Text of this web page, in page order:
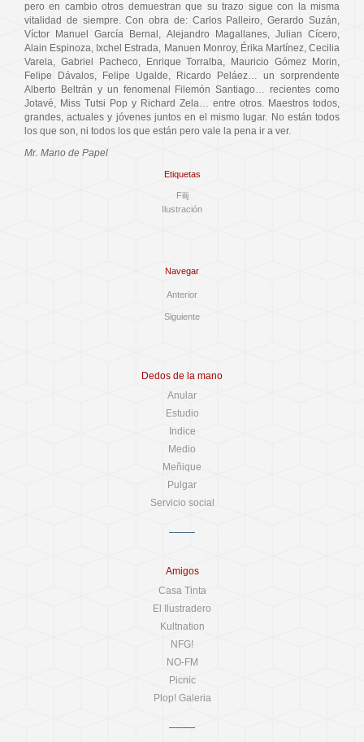
pero en cambio otros demuestran que su trazo sigue con la misma
vitalidad de siempre. Con obra de: Carlos Palleiro, Gerardo Suzán,
Víctor Manuel García Bernal, Alejandro Magallanes, Julian Cícero,
Alain Espinoza, Ixchel Estrada, Manuen Monroy, Érika Martínez, Cecilia
Varela, Gabriel Pacheco, Enrique Torralba, Mauricio Gómez Morin,
Felipe Dávalos, Felipe Ugalde, Ricardo Peláez… un sorprendente
Alberto Beltrán y un fenomenal Filemón Santiago… recientes como
Jotavé, Miss Tutsi Pop y Richard Zela… entre otros. Maestros todos,
grandes, actuales y jóvenes juntos en el mismo lugar. No están todos
los que son, ni todos los que están pero vale la pena ir a ver.
Mr. Mano de Papel
Etiquetas
Filij
Ilustración
Navegar
Anterior
Siguiente
Dedos de la mano
Anular
Estudio
Indice
Medio
Meñique
Pulgar
Servicio social
Amigos
Casa Tinta
El Ilustradero
Kultnation
NFG!
NO-FM
Picnic
Plop! Galeria